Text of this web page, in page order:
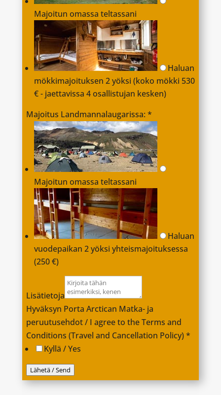
Majoitun omassa teltassani
Haluan
mökkimajoituksen 2 yöksi (koko mökki 530
€ - jaettavissa 4 osallistujan kesken)
Majoitus Landmannalaugarissa: *
Majoitun omassa teltassani
Haluan
vuodepaikan 2 yöksi yhteismajoituksessa
(250 €)
Lisätietoja
Hyväksyn Porta Arctican Matka- ja
peruutusehdot / I agree to the Terms and
Conditions (Travel and Cancellation Policy)*
Kyllä / Yes
Lähetä / Send